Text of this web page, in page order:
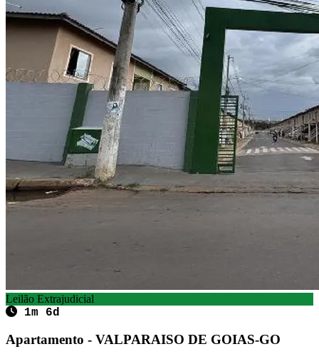
Leilão Extrajudicial
1m 6d
Apartamento - VALPARAISO DE GOIAS-GO